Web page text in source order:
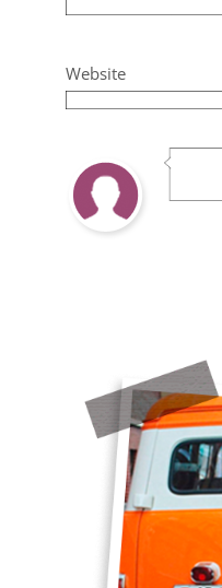
Website